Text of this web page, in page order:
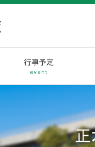
行事予定
event
正